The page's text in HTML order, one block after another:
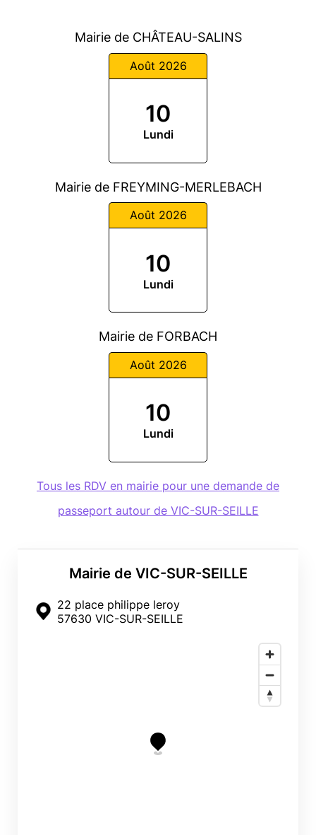
Mairie de VIC-SUR-SEILLE
22 place philippe leroy
57630 VIC-SUR-SEILLE
Mairie de CHÂTEAU-SALINS
Août 2026
10
Lundi
Mairie de FREYMING-MERLEBACH
Août 2026
10
Lundi
Mairie de FORBACH
Août 2026
10
Lundi
Tous les RDV en mairie pour une demande de
passeport autour de VIC-SUR-SEILLE